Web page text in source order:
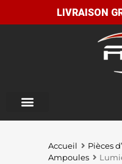
Accueil Pièces
Ampoules